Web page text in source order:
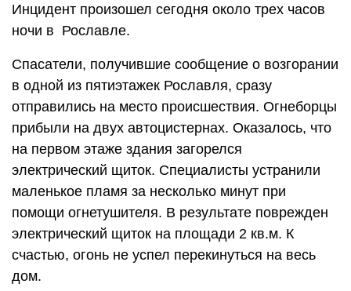
Инцидент произошел сегодня около трех часов
ночи в Рославле.
Спасатели, получившие сообщение о возгорании
в одной из пятиэтажек Рославля, сразу
отправились на место происшествия. Огнеборцы
прибыли на двух автоцистернах. Оказалось, что
на первом этаже здания загорелся
электрический щиток. Специалисты устранили
маленькое пламя за несколько минут при
помощи огнетушителя. В результате поврежден
электрический щиток на площади 2 кв.м. К
счастью, огонь не успел перекинуться на весь
дом.